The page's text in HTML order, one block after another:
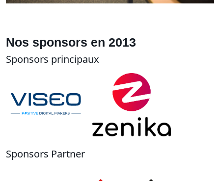
Nos sponsors en 2013
Sponsors principaux
Sponsors Partner